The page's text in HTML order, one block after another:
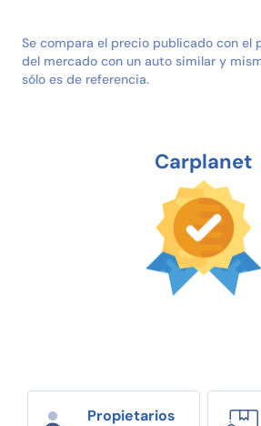
Se compara el precio publicado con el
del mercado con un auto similar y
sólo es de referencia.
Carplanet
Propietarios